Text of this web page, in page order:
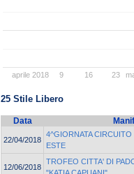
aprile 2018 9 16 23
25 Stile Libero
Data
22/04/2018
4^GIORNATA
ESTE
12/06/2018
TROFEO CITTA' DI